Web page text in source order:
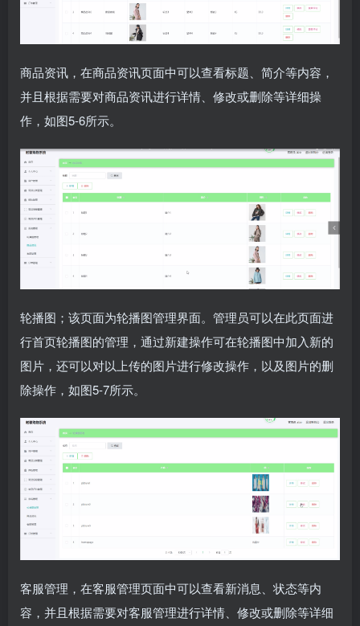
商品资讯，在商品资讯页面中可以查看标题、简介等内容，
并且根据需要对商品资讯进行详情、修改或删除等详细操
作，如图5-6所示。
轮播图；该页面为轮播图管理界面。管理员可以在此页面进
行首页轮播图的管理，通过新建操作可在轮播图中加入新的
图片，还可以对以上传的图片进行修改操作，以及图片的删
除操作，如图5-7所示。
客服管理，在客服管理页面中可以查看新消息、状态等内
容，并且根据需要对客服管理进行详情、修改或删除等详细